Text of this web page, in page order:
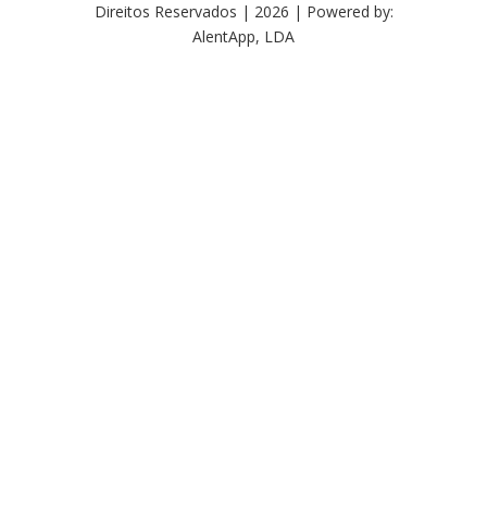
Direitos Reservados | 2026 | Powered by:
AlentApp, LDA